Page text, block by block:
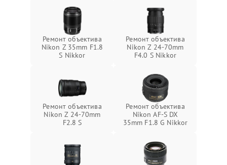
Ремонт объектива
Nikon Z 35mm F1.8
S Nikkor
Ремонт объектива
Nikon Z 24-70mm
F4.0 S Nikkor
Ремонт объектива
Nikon Z 24-70mm
F2.8 S
Ремонт объектива
Nikon AF-S DX
35mm F1.8 G Nikkor